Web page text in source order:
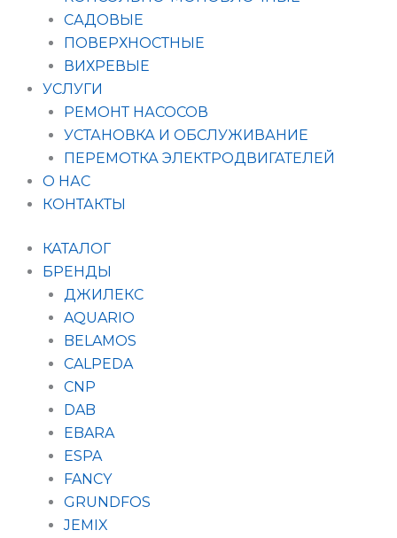
САДОВЫЕ
ПОВЕРХНОСТНЫЕ
ВИХРЕВЫЕ
УСЛУГИ
РЕМОНТ НАСОСОВ
УСТАНОВКА И ОБСЛУЖИВАНИЕ
ПЕРЕМОТКА ЭЛЕКТРОДВИГАТЕЛЕЙ
О НАС
КОНТАКТЫ
КАТАЛОГ
БРЕНДЫ
ДЖИЛЕКС
AQUARIO
BELAMOS
CALPEDA
CNP
DAB
EBARA
ESPA
FANCY
GRUNDFOS
JEMIX